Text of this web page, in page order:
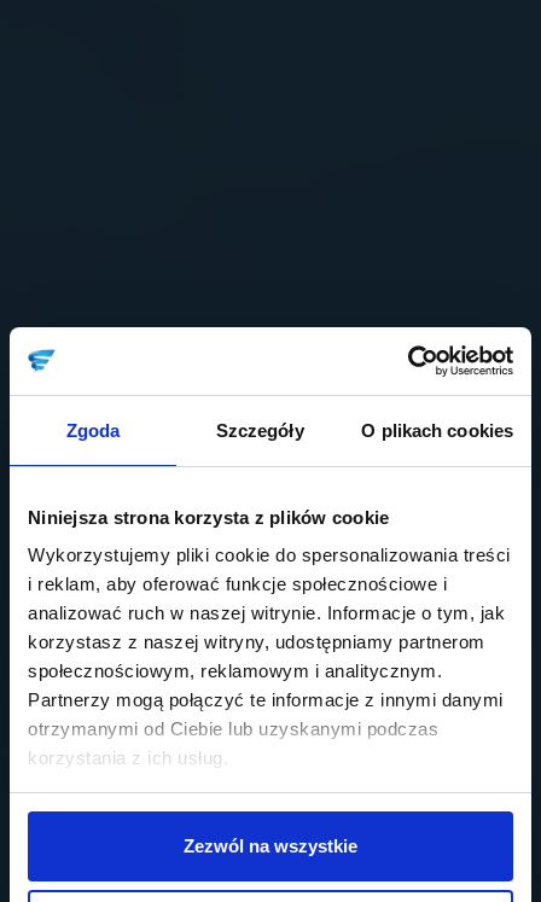
Zgoda Szczegóły O plikach cookies
Niniejsza strona korzysta z plików cookie
Wykorzystujemy pliki cookie do spersonalizowania treści
i reklam, aby oferować funkcje społecznościowe i
analizować ruch w naszej witrynie. Informacje o tym, jak
korzystasz z naszej witryny, udostępniamy partnerom
społecznościowym, reklamowym i analitycznym.
Partnerzy mogą połączyć te informacje z innymi danymi
otrzymanymi od Ciebie lub uzyskanymi podczas
korzystania z ich usług.
Zezwól na wszystkie